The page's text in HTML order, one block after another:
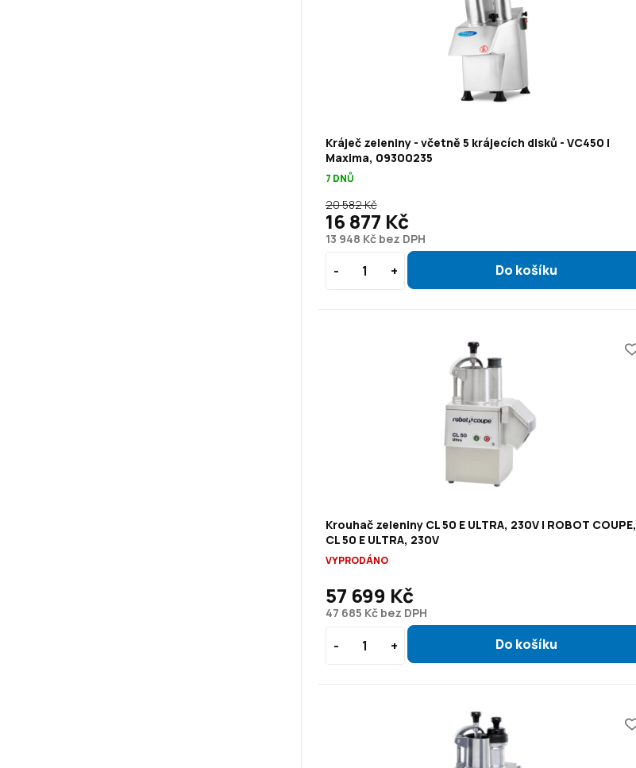
Kráječ zeleniny - včetně 5 krájecích disků - VC450 |
Maxima, 09300235
7 DNŮ
13 948 Kč bez DPH
20 582 Kč
16 877 Kč
Krouhač zeleniny CL 50 E ULTRA, 230V | ROBOT COUPE,
CL 50 E ULTRA, 230V
VYPRODÁNO
47 685 Kč bez DPH
57 699 Kč